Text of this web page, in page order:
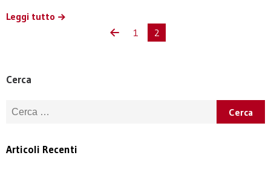
Leggi tutto
1
2
Cerca
Ricerca per:
Articoli Recenti